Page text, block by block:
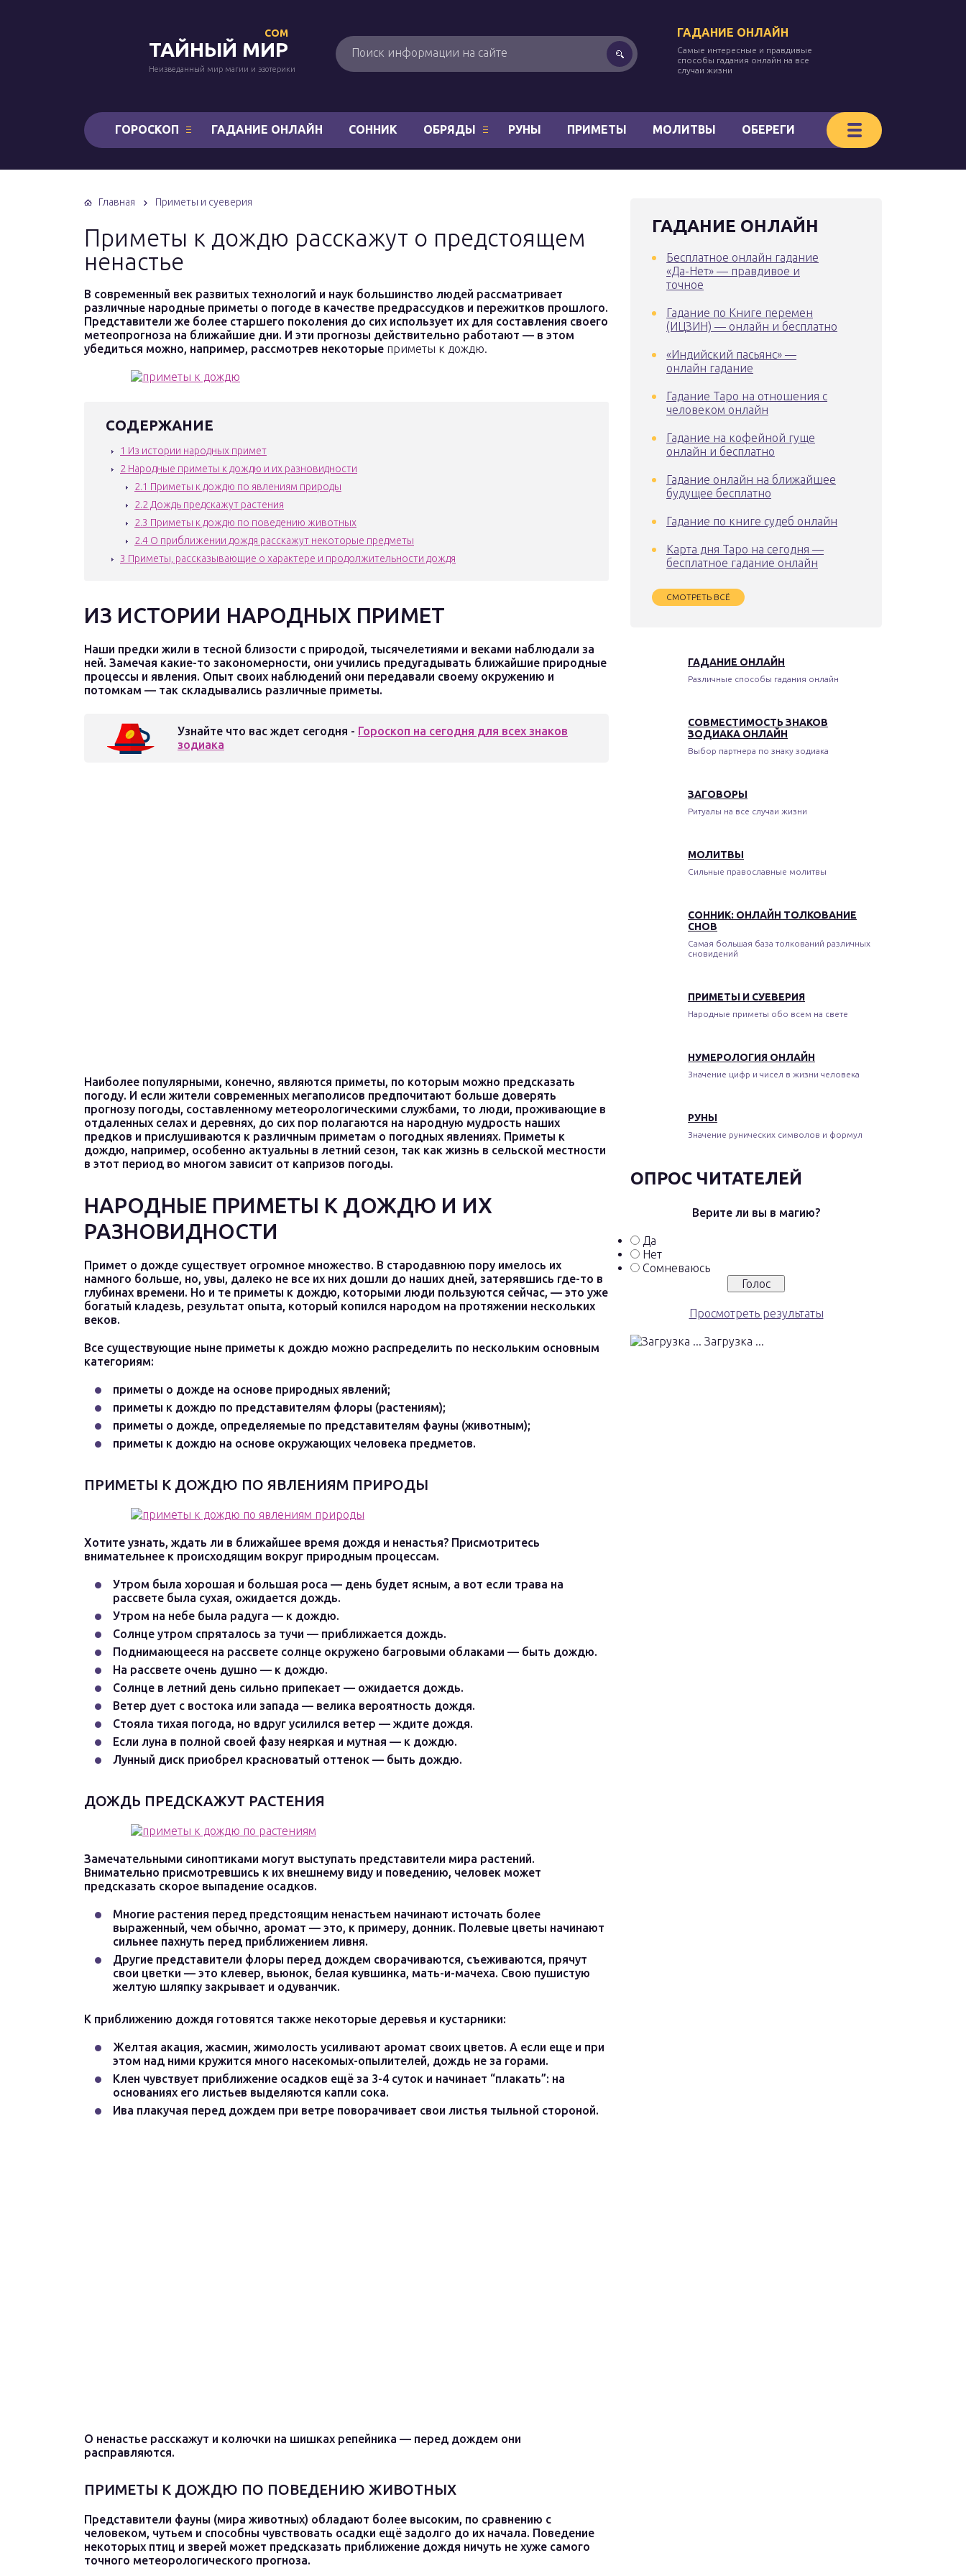
ТАЙНЫЙ МИР
COM
Неизведанный мир магии и эзотерики
ГАДАНИЕ ОНЛАЙН
Самые интересные и правдивые
способы гадания онлайн на все
случаи жизни
ГОРОСКОП ГАДАНИЕ ОНЛАЙН СОННИК ОБРЯДЫ РУНЫ ПРИМЕТЫ МОЛИТВЫ ОБЕРЕГИ
Главная Приметы и суеверия
Приметы к дождю расскажут о предстоящем
ненастье
В современный век развитых технологий и наук большинство людей рассматривает
различные народные приметы о погоде в качестве предрассудков и пережитков прошлого.
Представители же более старшего поколения до сих использует их для составления своего
метеопрогноза на ближайшие дни. И эти прогнозы действительно работают — в этом
убедиться можно, например, рассмотрев некоторые приметы к дождю.
СОДЕРЖАНИЕ
1 Из истории народных примет
2 Народные приметы к дождю и их разновидности
2.1 Приметы к дождю по явлениям природы
2.2 Дождь предскажут растения
2.3 Приметы к дождю по поведению животных
2.4 О приближении дождя расскажут некоторые предметы
3 Приметы, рассказывающие о характере и продолжительности дождя
ИЗ ИСТОРИИ НАРОДНЫХ ПРИМЕТ
Наши предки жили в тесной близости с природой, тысячелетиями и веками наблюдали за
ней. Замечая какие-то закономерности, они учились предугадывать ближайшие природные
процессы и явления. Опыт своих наблюдений они передавали своему окружению и
потомкам — так складывались различные приметы.
Узнайте что вас ждет сегодня - Гороскоп на сегодня для всех знаков
зодиака
Наиболее популярными, конечно, являются приметы, по которым можно предсказать
погоду. И если жители современных мегаполисов предпочитают больше доверять
прогнозу погоды, составленному метеорологическими службами, то люди, проживающие в
отдаленных селах и деревнях, до сих пор полагаются на народную мудрость наших
предков и прислушиваются к различным приметам о погодных явлениях. Приметы к
дождю, например, особенно актуальны в летний сезон, так как жизнь в сельской местности
в этот период во многом зависит от капризов погоды.
НАРОДНЫЕ ПРИМЕТЫ К ДОЖДЮ И ИХ
РАЗНОВИДНОСТИ
Примет о дожде существует огромное множество. В стародавнюю пору имелось их
намного больше, но, увы, далеко не все их них дошли до наших дней, затерявшись где-то в
глубинах времени. Но и те приметы к дождю, которыми люди пользуются сейчас, — это уже
богатый кладезь, результат опыта, который копился народом на протяжении нескольких
веков.
Все существующие ныне приметы к дождю можно распределить по нескольким основным
категориям:
приметы о дожде на основе природных явлений;
приметы к дождю по представителям флоры (растениям);
приметы о дожде, определяемые по представителям фауны (животным);
приметы к дождю на основе окружающих человека предметов.
ПРИМЕТЫ К ДОЖДЮ ПО ЯВЛЕНИЯМ ПРИРОДЫ
Хотите узнать, ждать ли в ближайшее время дождя и ненастья? Присмотритесь
внимательнее к происходящим вокруг природным процессам.
Утром была хорошая и большая роса — день будет ясным, а вот если трава на
рассвете была сухая, ожидается дождь.
Утром на небе была радуга — к дождю.
Солнце утром спряталось за тучи — приближается дождь.
Поднимающееся на рассвете солнце окружено багровыми облаками — быть дождю.
На рассвете очень душно — к дождю.
Солнце в летний день сильно припекает — ожидается дождь.
Ветер дует с востока или запада — велика вероятность дождя.
Стояла тихая погода, но вдруг усилился ветер — ждите дождя.
Если луна в полной своей фазу неяркая и мутная — к дождю.
Лунный диск приобрел красноватый оттенок — быть дождю.
ДОЖДЬ ПРЕДСКАЖУТ РАСТЕНИЯ
Замечательными синоптиками могут выступать представители мира растений.
Внимательно присмотревшись к их внешнему виду и поведению, человек может
предсказать скорое выпадение осадков.
Многие растения перед предстоящим ненастьем начинают источать более
выраженный, чем обычно, аромат — это, к примеру, донник. Полевые цветы начинают
сильнее пахнуть перед приближением ливня.
Другие представители флоры перед дождем сворачиваются, съеживаются, прячут
свои цветки — это клевер, вьюнок, белая кувшинка, мать-и-мачеха. Свою пушистую
желтую шляпку закрывает и одуванчик.
К приближению дождя готовятся также некоторые деревья и кустарники:
Желтая акация, жасмин, жимолость усиливают аромат своих цветов. А если еще и при
этом над ними кружится много насекомых-опылителей, дождь не за горами.
Клен чувствует приближение осадков ещё за 3-4 суток и начинает “плакать”: на
основаниях его листьев выделяются капли сока.
Ива плакучая перед дождем при ветре поворачивает свои листья тыльной стороной.
О ненастье расскажут и колючки на шишках репейника — перед дождем они
расправляются.
ПРИМЕТЫ К ДОЖДЮ ПО ПОВЕДЕНИЮ ЖИВОТНЫХ
Представители фауны (мира животных) обладают более высоким, по сравнению с
человеком, чутьем и способны чувствовать осадки ещё задолго до их начала. Поведение
некоторых птиц и зверей может предсказать приближение дождя ничуть не хуже самого
точного метеорологического прогноза.
ГАДАНИЕ ОНЛАЙН
Бесплатное онлайн гадание
«Да-Нет» — правдивое и
точное
Гадание по Книге перемен
(ИЦЗИН) — онлайн и бесплатно
«Индийский пасьянс» —
онлайн гадание
Гадание Таро на отношения с
человеком онлайн
Гадание на кофейной гуще
онлайн и бесплатно
Гадание онлайн на ближайшее
будущее бесплатно
Гадание по книге судеб онлайн
Карта дня Таро на сегодня —
бесплатное гадание онлайн
СМОТРЕТЬ ВСЁ
ГАДАНИЕ ОНЛАЙН
Различные способы гадания онлайн
СОВМЕСТИМОСТЬ ЗНАКОВ
ЗОДИАКА ОНЛАЙН
Выбор партнера по знаку зодиака
ЗАГОВОРЫ
Ритуалы на все случаи жизни
МОЛИТВЫ
Сильные православные молитвы
СОННИК: ОНЛАЙН ТОЛКОВАНИЕ
СНОВ
Самая большая база толкований различных
сновидений
ПРИМЕТЫ И СУЕВЕРИЯ
Народные приметы обо всем на свете
НУМЕРОЛОГИЯ ОНЛАЙН
Значение цифр и чисел в жизни человека
РУНЫ
Значение рунических символов и формул
ОПРОС ЧИТАТЕЛЕЙ
Верите ли вы в магию?
Да
Нет
Сомневаюсь
Просмотреть результаты
Загрузка ...